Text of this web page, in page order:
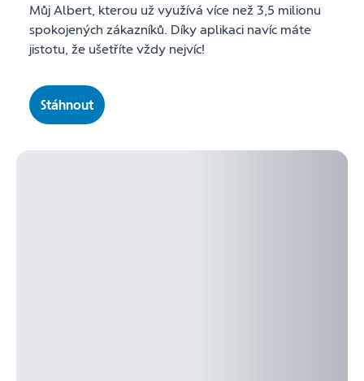
Můj Albert, kterou už využívá více než 3,5 milionu
spokojených zákazníků. Díky aplikaci navíc máte
jistotu, že ušetříte vždy nejvíc!
Stáhnout